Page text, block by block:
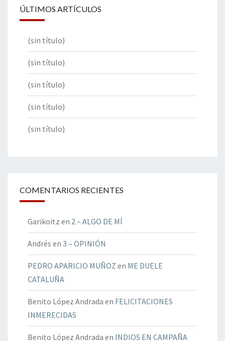
ÚLTIMOS ARTÍCULOS
(sin título)
(sin título)
(sin título)
(sin título)
(sin título)
COMENTARIOS RECIENTES
Garikoitz en 2 – ALGO DE MÍ
Andrés en 3 – OPINIÓN
PEDRO APARICIO MUÑOZ en ME DUELE
CATALUÑA
Benito López Andrada en FELICITACIONES
INMERECIDAS
Benito López Andrada en INDIOS EN CAMPAÑA